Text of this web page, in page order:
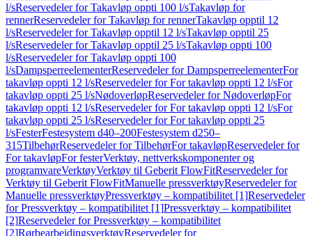
l/sReservedeler for Takavløp oppti 100 l/sTakavløp for
rennerReservedeler for Takavløp for rennerTakavløp opptil 12
l/sReservedeler for Takavløp opptil 12 l/sTakavløp opptil 25
l/sReservedeler for Takavløp opptil 25 l/sTakavløp oppti 100
l/sReservedeler for Takavløp oppti 100
l/sDampsperreelementerReservedeler for DampsperreelementerFor
takavløp oppti 12 l/sReservedeler for For takavløp oppti 12 l/sFor
takavløp oppti 25 l/sNødoverløpReservedeler for NødoverløpFor
takavløp oppti 12 l/sReservedeler for For takavløp oppti 12 l/sFor
takavløp oppti 25 l/sReservedeler for For takavløp oppti 25
l/sFesterFestesystem d40–200Festesystem d250–
315TilbehørReservedeler for TilbehørFor takavløpReservedeler for
For takavløpFor festerVerktøy, nettverkskomponenter og
programvareVerktøyVerktøy til Geberit FlowFitReservedeler for
Verktøy til Geberit FlowFitManuelle pressverktøyReservedeler for
Manuelle pressverktøyPressverktøy – kompatibilitet [1]Reservedeler
for Pressverktøy – kompatibilitet [1]Pressverktøy – kompatibilitet
[2]Reservedeler for Pressverktøy – kompatibilitet
[2]RørbearbeidingsverktøyReservedeler for